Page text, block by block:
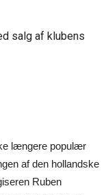
gik derfra
salg af klubens
længere populær
af den hollandske
Ruben